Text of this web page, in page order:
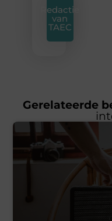
Redactie
van
TAEC
Gerelateerde